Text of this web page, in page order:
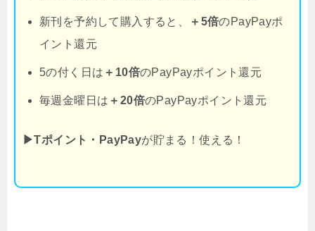
新刊を予約して購入すると、 ＋5倍のPayPayポ
イント還元
5の付く日は ＋10倍のPayPayポイント還元
毎週金曜日は ＋20倍のPayPayポイント還元
▶Tポイント・PayPayが貯まる！使える！